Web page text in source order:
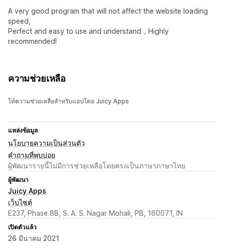
A very good program that will not affect the website loading
speed,
Perfect and easy to use and understand，Highly
recommended!
ความช่วยเหลือ
ให้ความช่วยเหลือสำหรับแอปโดย Juicy Apps
แหล่งข้อมูล
นโยบายความเป็นส่วนตัว
คำถามที่พบบ่อย
ผู้พัฒนารายนี้ไม่มีการช่วยเหลือโดยตรงเป็นภาษาภาษาไทย
ผู้พัฒนา
Juicy Apps
เว็บไซต์
E237, Phase 8B, S. A. S. Nagar Mohali, PB, 160071, IN
เปิดตัวแล้ว
26 มีนาคม 2021